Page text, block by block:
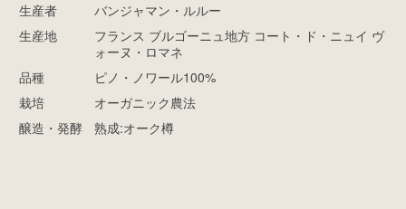
生産者
バンジャマン・ルルー
生産地
フランス ブルゴーニュ地方 コート・ド・ニュイ ヴ
ォーヌ・ロマネ
品種
ピノ・ノワール100%
栽培
オーガニック農法
醸造・発酵
熟成:オーク樽